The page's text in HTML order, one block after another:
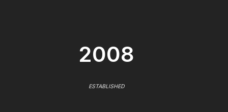
2008
ESTABLISHED